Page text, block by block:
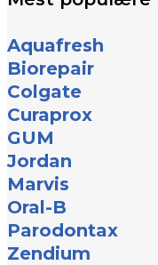
Aquafresh
Biorepair
Colgate
Curaprox
GUM
Jordan
Marvis
Oral-B
Parodontax
Zendium